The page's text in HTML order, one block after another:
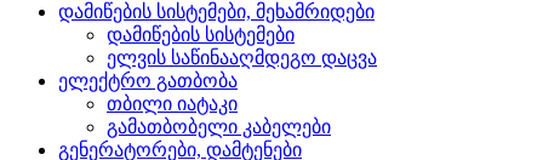
დამიწების სისტემები, მეხამრიდები
დამიწების სისტემები
ელვის საწინააღმდეგო დაცვა
ელექტრო გათბობა
თბილი იატაკი
გამათბობელი კაბელები
გენერატორები, დამტენები